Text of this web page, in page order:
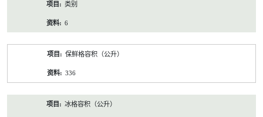
类别
6
保鲜格容积（公升）
336
冰格容积（公升）